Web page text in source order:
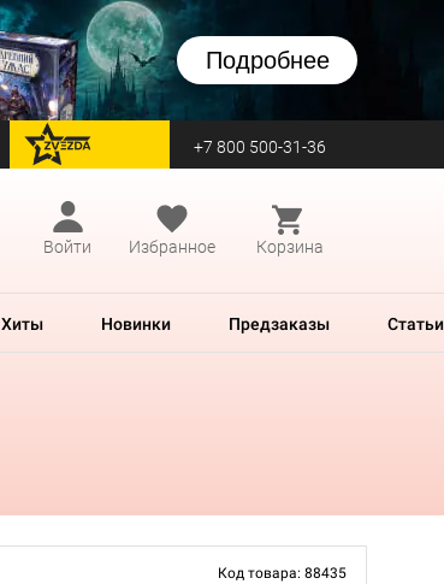
Подробнее
перейти на Zvezda +7 800 500-31-36
Войти
Избранное Корзина
Хиты Новинки Предзаказы Статьи
Код товара: 88435